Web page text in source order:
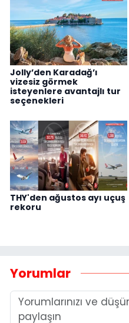
Jolly’den Karadağ’ı
vizesiz görmek
isteyenlere avantajlı tur
seçenekleri
THY'den ağustos ayı uçuş
rekoru
Yorumlar